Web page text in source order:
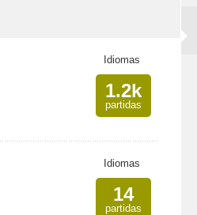
Idiomas
1.2k
partidas
Idiomas
14
partidas